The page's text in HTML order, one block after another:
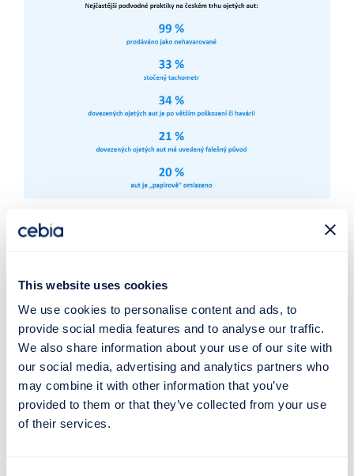
This website uses cookies
We use cookies to personalise content and ads, to
provide social media features and to analyse our traffic.
We also share information about your use of our site with
our social media, advertising and analytics partners who
may combine it with other information that you’ve
provided to them or that they’ve collected from your use
of their services.
Zatajování havárií
patří zejména zatajování havárií a poškození. 99,4 %
ojetých vozů nabízených k prodeji na velkých inzertních
portálech je prodáváno jako nehavarované. Mezi vozy,
které jsou nejčastěji poškozené či po havárii, patříŠkoda
Octavia, která je současně nejčastěji prodávaným
ojetým vozem. Zatímco u tuzemských Octavií dosahuje
průměrná škoda 65 000 Kč, u dovezených ze zahraničí
jde v průměru o 93 000 Kč. Potvrzuje to, že vozy ze